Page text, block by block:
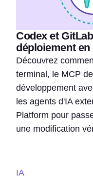
Codex et
déploiement
Découvrez
terminal, le MCP
développement
les agents d'IA
Platform pour
une modification
IA